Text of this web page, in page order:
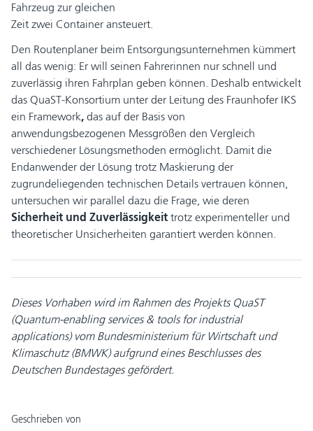
Fahrzeug zur gleichen
Zeit zwei Container ansteuert.
Den Routenplaner beim Entsorgungsunternehmen kümmert
all das wenig: Er will seinen Fahrerinnen nur schnell und
zuverlässig ihren Fahrplan geben können. Deshalb entwickelt
das QuaST-Konsortium unter der Leitung des Fraunhofer IKS
ein Framework, das auf der Basis von
anwendungsbezogenen Messgrößen den Vergleich
verschiedener Lösungsmethoden ermöglicht. Damit die
Endanwender der Lösung trotz Maskierung der
zugrundeliegenden technischen Details vertrauen können,
untersuchen wir parallel dazu die Frage, wie deren
Sicherheit und Zuverlässigkeit trotz experimenteller und
theoretischer Unsicherheiten garantiert werden können.
Dieses Vorhaben wird im Rahmen des Projekts QuaST
(Quantum-enabling services & tools for industrial
applications) vom Bundesministerium für Wirtschaft und
Klimaschutz (BMWK) aufgrund eines Beschlusses des
Deutschen Bundestages gefördert.
Geschrieben von